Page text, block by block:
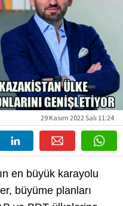
29 Kasım 2022 Salı 11:24
en büyük karayolu
büyüme planları